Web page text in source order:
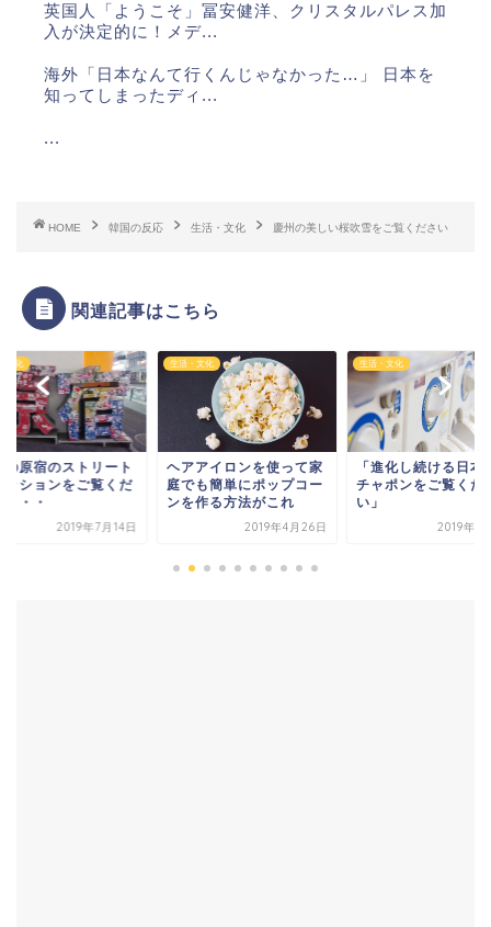
英国人「ようこそ」冨安健洋、クリスタルパレス加
入が決定的に！メデ...
海外「日本なんて行くんじゃなかった…」 日本を
知ってしまったディ...
...
...
Powered by livedoor 相互RSS
HOME 韓国の反応 生活・文化 慶州の美しい桜吹雪をご覧ください
関連記事はこちら
文化
の原宿のストリート
ッションをご覧くだ
・・・
2019年7月14日
生活・文化
ヘアアイロンを使って家
庭でも簡単にポップコー
ンを作る方法がこれ
2019年4月26日
生活・文化
「進化し続ける日本
チャポンをご覧くだ
い」
2019年5